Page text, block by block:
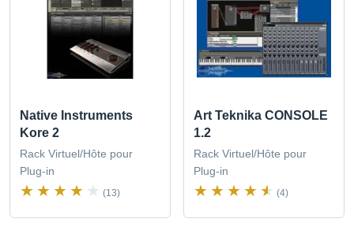
Native Instruments
Kore 2
Rack Virtuel/Hôte pour
Plug-in
(13)
Art Teknika CONSOLE
1.2
Rack Virtuel/Hôte pour
Plug-in
(4)